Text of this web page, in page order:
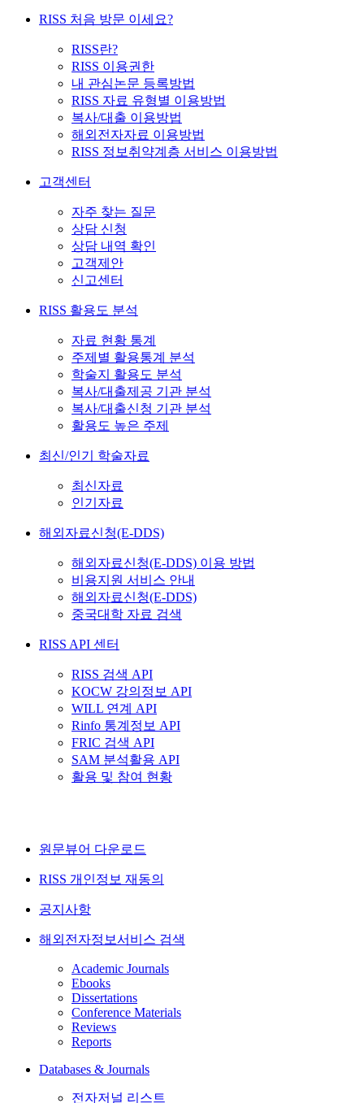
RISS 처음 방문 이세요?
RISS란?
RISS 이용권한
내 관심논문 등록방법
RISS 자료 유형별 이용방법
복사/대출 이용방법
해외전자자료 이용방법
RISS 정보취약계층 서비스 이용방법
고객센터
자주 찾는 질문
상담 신청
상담 내역 확인
고객제안
신고센터
RISS 활용도 분석
자료 현황 통계
주제별 활용통계 분석
학술지 활용도 분석
복사/대출제공 기관 분석
복사/대출신청 기관 분석
활용도 높은 주제
최신/인기 학술자료
최신자료
인기자료
해외자료신청(E-DDS)
해외자료신청(E-DDS) 이용 방법
비용지원 서비스 안내
해외자료신청(E-DDS)
중국대학 자료 검색
RISS API 센터
RISS 검색 API
KOCW 강의정보 API
WILL 연계 API
Rinfo 통계정보 API
FRIC 검색 API
SAM 분석활용 API
활용 및 참여 현황
원문뷰어 다운로드
RISS 개인정보 재동의
공지사항
해외전자정보서비스 검색
Academic Journals
Ebooks
Dissertations
Conference Materials
Reviews
Reports
Databases & Journals
전자저널 리스트